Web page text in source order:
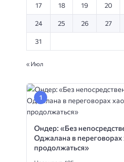
17 18 19 20
24 25 26 27
31
« Июл
Ондер: «Без
Оджалана в переговорах
продолжаться»